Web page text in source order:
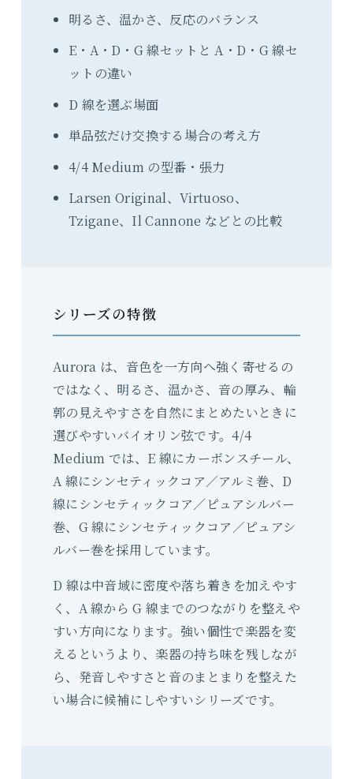
明るさ、温かさ、反応のバランス
E・A・D・G 線セットと A・D・G 線セ
ットの違い
D 線を選ぶ場面
単品弦だけ交換する場合の考え方
4/4 Medium の型番・張力
Larsen Original、Virtuoso、
Tzigane、Il Cannone などとの比較
シリーズの特徴
Aurora は、音色を一方向へ強く寄せるの
ではなく、明るさ、温かさ、音の厚み、輪
郭の見えやすさを自然にまとめたいときに
選びやすいバイオリン弦です。4/4
Medium では、E 線にカーボンスチール、
A 線にシンセティックコア／アルミ巻、D
線にシンセティックコア／ピュアシルバー
巻、G 線にシンセティックコア／ピュアシ
ルバー巻を採用しています。
D 線は中音域に密度や落ち着きを加えやす
く、A 線から G 線までのつながりを整えや
すい方向になります。強い個性で楽器を変
えるというより、楽器の持ち味を残しなが
ら、発音しやすさと音のまとまりを整えた
い場合に候補にしやすいシリーズです。